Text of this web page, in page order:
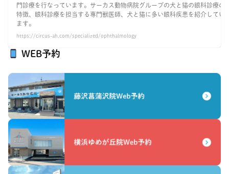
門診療を行なっています。サーカス動物病院グループの犬と猫の眼科診療の
特徴、眼科診療を担当する専門獣医師、犬と猫に多い眼科疾患を紹介してい
ます。
https://circus-ah.com/specialized/ophthalmology
WEB予約